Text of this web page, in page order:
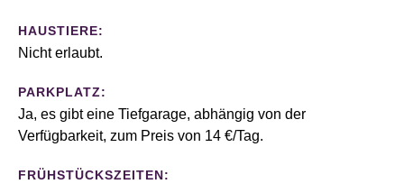
HAUSTIERE:
Nicht erlaubt.
PARKPLATZ:
Ja, es gibt eine Tiefgarage, abhängig von der
Verfügbarkeit, zum Preis von 14 €/Tag.
FRÜHSTÜCKSZEITEN: